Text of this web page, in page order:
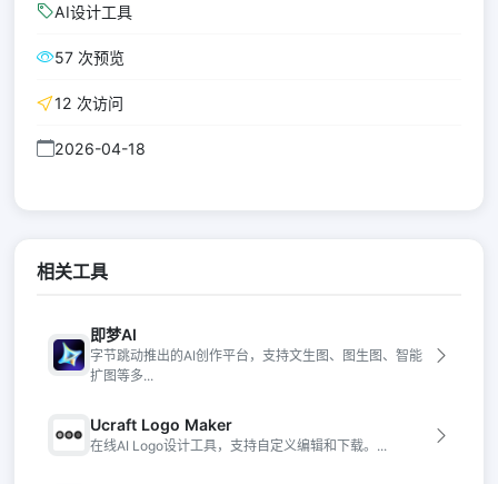
AI设计工具
57 次预览
12 次访问
2026-04-18
相关工具
即梦AI
字节跳动推出的AI创作平台，支持文生图、图生图、智能
扩图等多...
Ucraft Logo Maker
在线AI Logo设计工具，支持自定义编辑和下载。...